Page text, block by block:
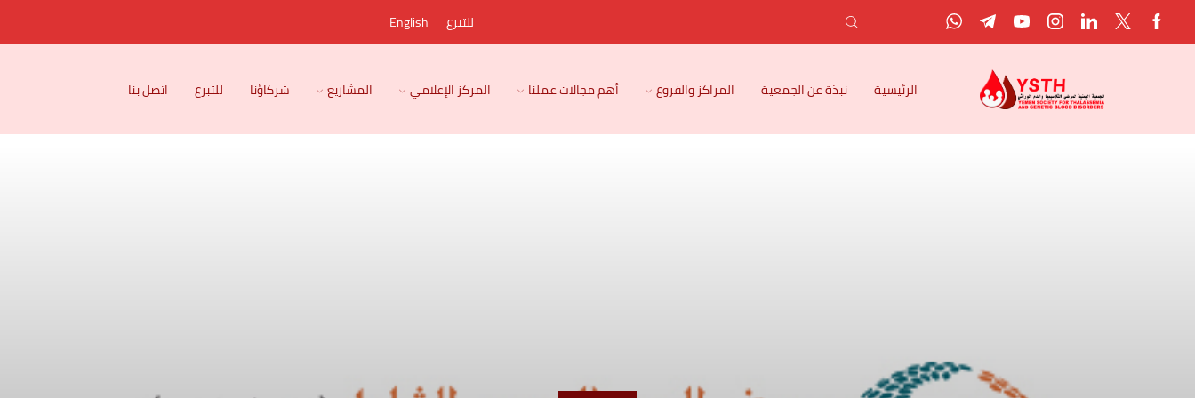
للتبرع English
الرئيسية نبذة عن الجمعية المراكز والفروع أهم مجالات عملنا المركز الإعلامي المشاريع شركاؤنا للتبرع اتصل بنا